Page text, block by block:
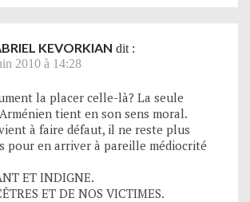
KEVORKIAN dit :
2010 à 14:28
la placer celle-là? La seule
tient en son sens moral.
à faire défaut, il ne reste plus
pour en arriver à pareille médiocrité
ET INDIGNE.
ET DE NOS VICTIMES.